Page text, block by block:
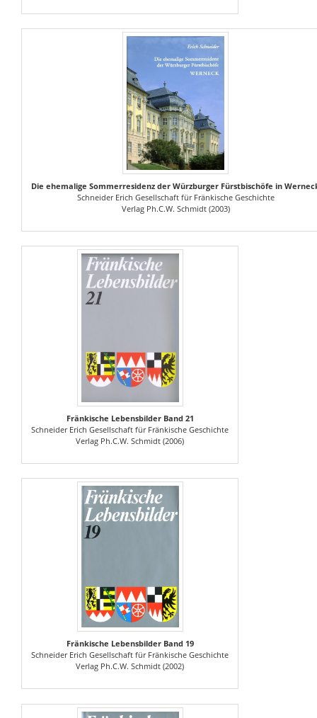
Die ehemalige Sommerresidenz der Würzburger Fürstbischöfe in
Schneider Erich Gesellschaft für Fränkische Geschichte
Verlag Ph.C.W. Schmidt (2003)
Fränkische Lebensbilder Band 21
Schneider Erich Gesellschaft für Fränkische Geschichte
Verlag Ph.C.W. Schmidt (2006)
Fränkische Lebensbilder Band 19
Schneider Erich Gesellschaft für Fränkische Geschichte
Verlag Ph.C.W. Schmidt (2002)